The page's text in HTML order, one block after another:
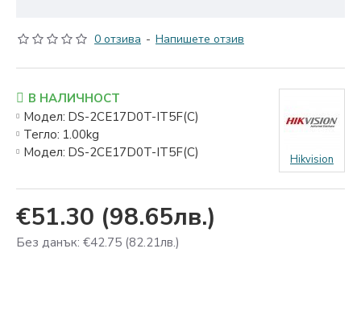
0 отзива - Напишете отзив
€51.30 (98.65лв.)
Без данък: €42.75 (82.21лв.)
В НАЛИЧНОСТ
Модел: DS-2CE17D0T-IT5F(C)
Тегло: 1.00kg
Модел: DS-2CE17D0T-IT5F(C) Hikvision